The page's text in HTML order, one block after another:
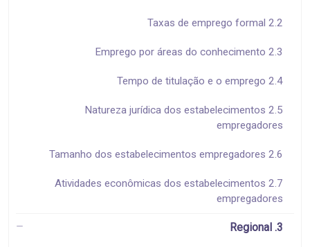
2.2 Taxas de emprego formal
2.3 Emprego por áreas do conhecimento
2.4 Tempo de titulação e o emprego
2.5 Natureza jurídica dos estabelecimentos
empregadores
2.6 Tamanho dos estabelecimentos empregadores
2.7 Atividades econômicas dos estabelecimentos
empregadores
3. Regional